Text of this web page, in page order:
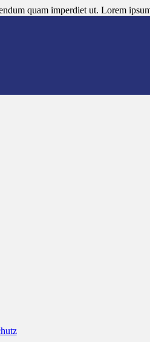
quam imperdiet ut. Lorem
adipiscing elit. Nullam non ornare
adipiscing elit. Nullam non ornare